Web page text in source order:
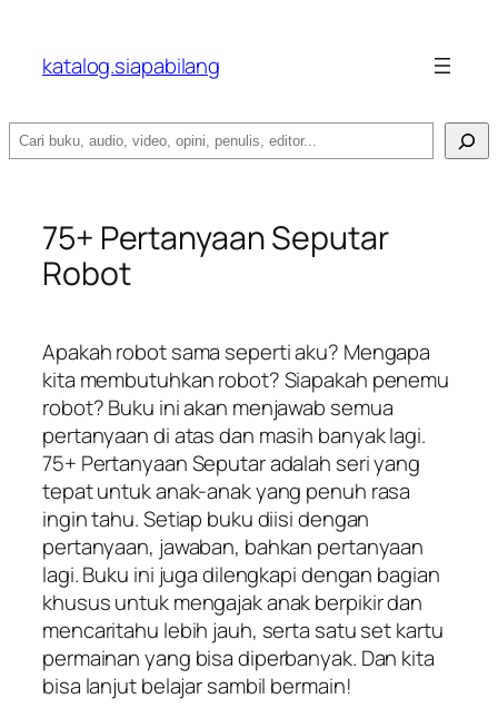
katalog.siapabilang
Search
75+ Pertanyaan Seputar
Robot
Apakah robot sama seperti aku? Mengapa
kita membutuhkan robot? Siapakah penemu
robot? Buku ini akan menjawab semua
pertanyaan di atas dan masih banyak lagi.
75+ Pertanyaan Seputar adalah seri yang
tepat untuk anak-anak yang penuh rasa
ingin tahu. Setiap buku diisi dengan
pertanyaan, jawaban, bahkan pertanyaan
lagi. Buku ini juga dilengkapi dengan bagian
khusus untuk mengajak anak berpikir dan
mencaritahu lebih jauh, serta satu set kartu
permainan yang bisa diperbanyak. Dan kita
bisa lanjut belajar sambil bermain!